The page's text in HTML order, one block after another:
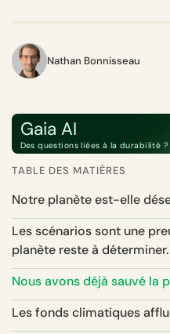
Nathan Bonnisseau
Gaia AI
Des questions liées à la durabilité ?
TABLE DES MATIÈRES
Notre planète est-elle
Les scénarios sont une
planète reste à déterminer.
Nous avons déjà sauvé la
Les fonds climatiques